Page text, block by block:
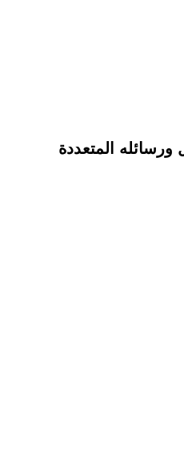
ورسائله المتعددة